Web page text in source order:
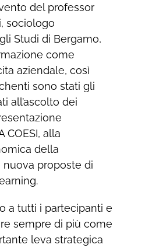
del professor
sociologo
Studi di Bergamo,
come
aziendale, così
sono stati gli
all’ascolto dei
COESI, alla
della
proposte di
a tutti i partecipanti e
sempre di più come
leva strategica